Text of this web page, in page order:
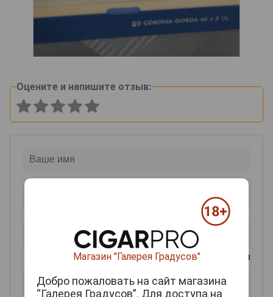
Оцените и напишите отзыв:
0из 2000 знаков
Магазин "Галерея Градусов"
Добро пожаловать на сайт магазина
“Галерея Градусов”. Для доступа на